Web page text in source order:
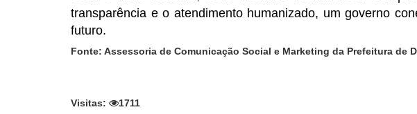
transparência e o atendimento humanizado, um governo
futuro.
Fonte: Assessoria de Comunicação Social e Marketing da Prefeitura de
Visitas: 1711